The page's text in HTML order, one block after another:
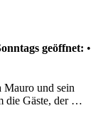
geöffnet: •
Mauro und sein
die Gäste, der …